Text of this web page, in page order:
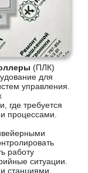
(ПЛК)
для
управления.
где требуется
процессами.
работу
ситуации.
станциями.